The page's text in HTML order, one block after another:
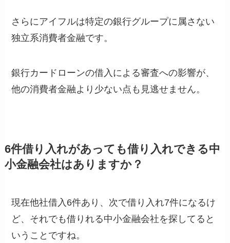
さらにアイフルは特定の銀行グループに属さない
独立系消費者金融です。
銀行カードローンの借入による審査への影響が、
他の消費者金融より少ない点も見逃せません。
6件借り入れがあっても借り入れできる中
小金融会社はありますか？
現在他社借入6件あり、次で借り入れ7件になるけ
ど、それでも借りれる中小金融会社を探してると
いうことですね。